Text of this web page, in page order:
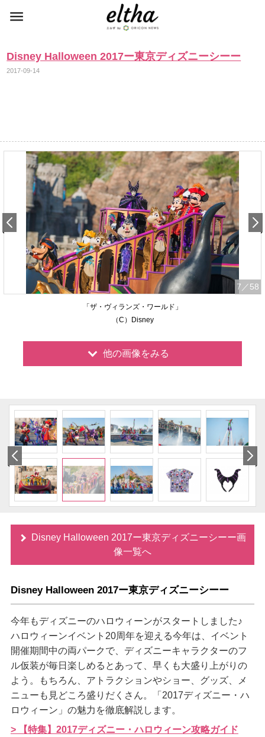
Disney Halloween 2017ー東京ディズニーシーー
2017-09-14
7 ／58
「ザ・ヴィランズ・ワールド」
（C）Disney
他の画像をみる
Disney Halloween 2017ー東京ディズニーシーー画
像一覧へ
Disney Halloween 2017ー東京ディズニーシーー
今年もディズニーのハロウィーンがスタートしました♪
ハロウィーンイベント20周年を迎える今年は、イベント
開催期間中の両パークで、ディズニーキャラクターのフ
ル仮装が毎日楽しめるとあって、早くも大盛り上がりの
よう。もちろん、アトラクションやショー、グッズ、メ
ニューも見どころ盛りだくさん。「2017ディズニー・ハ
ロウィーン」の魅力を徹底解説します。
> 【特集】2017ディズニー・ハロウィーン攻略ガイド